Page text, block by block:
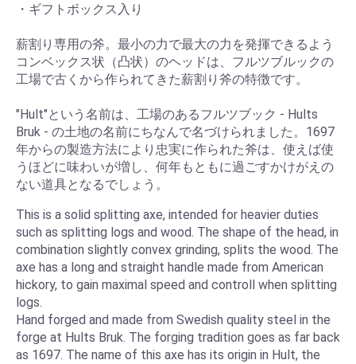
・ギフトボックス入り
薪割り専用の斧。最小の力で最大の力を発揮できるよう
コンベックス状（凸状）のヘッドは、フルツブルックの
工場で古くから作られてきた薪割り斧の特徴です。
"Hult"という名前は、工場のあるフルツブック - Hults
Bruk - の土地の名前にちなんで名づけられました。1697
年からの製造方法により忠実に作られた斧は、使えば使
うほどに味わいが増し、何年もともに過ごすかけがえの
ない道具となるでしょう。
This is a solid splitting axe, intended for heavier duties
such as splitting logs and wood. The shape of the head, in
combination slightly convex grinding, splits the wood. The
axe has a long and straight handle made from American
hickory, to gain maximal speed and controll when splitting
logs.
Hand forged and made from Swedish quality steel in the
forge at Hults Bruk. The forging tradition goes as far back
as 1697. The name of this axe has its origin in Hult, the